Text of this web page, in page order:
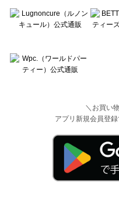
＼お買い
アプリ新規会員登